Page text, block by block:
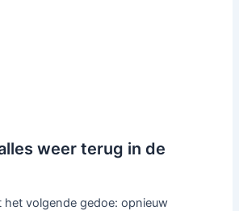
weer terug in de
het volgende gedoe: opnieuw